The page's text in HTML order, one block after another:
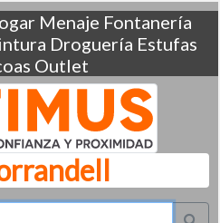
Menaje Fontanería
Droguería Estufas
Outlet